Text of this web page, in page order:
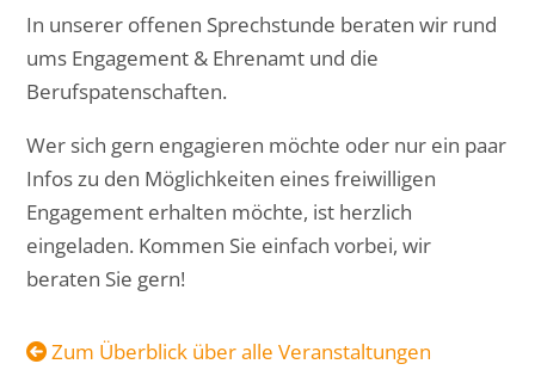
In unserer offenen Sprechstunde beraten wir rund
ums Engagement & Ehrenamt und die
Berufspatenschaften.
Wer sich gern engagieren möchte oder nur ein paar
Infos zu den Möglichkeiten eines freiwilligen
Engagement erhalten möchte, ist herzlich
eingeladen. Kommen Sie einfach vorbei, wir
beraten Sie gern!
Zum Überblick über alle Veranstaltungen